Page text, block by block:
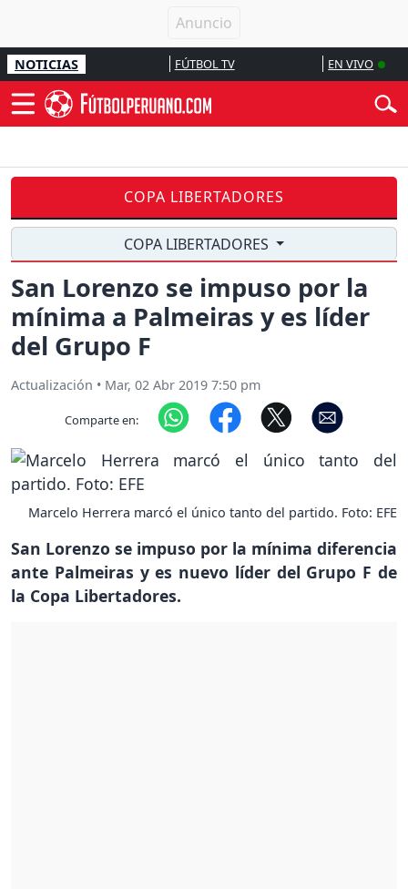
NOTICIAS FÚTBOL TV EN VIVO
COPA LIBERTADORES
COPA LIBERTADORES
San Lorenzo se impuso por la
mínima a Palmeiras y es líder
del Grupo F
Actualización • Mar, 02 Abr 2019 7:50 pm
Comparte en:
Marcelo Herrera marcó el único tanto del partido. Foto: EFE
San Lorenzo se impuso por la mínima diferencia
ante Palmeiras y es nuevo líder del Grupo F de
la Copa Libertadores.